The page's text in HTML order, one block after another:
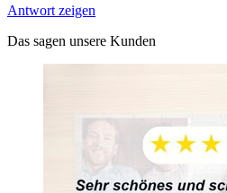
Antwort zeigen
Das sagen unsere Kunden